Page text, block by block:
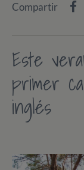
Este
primer
inglés
Compartir